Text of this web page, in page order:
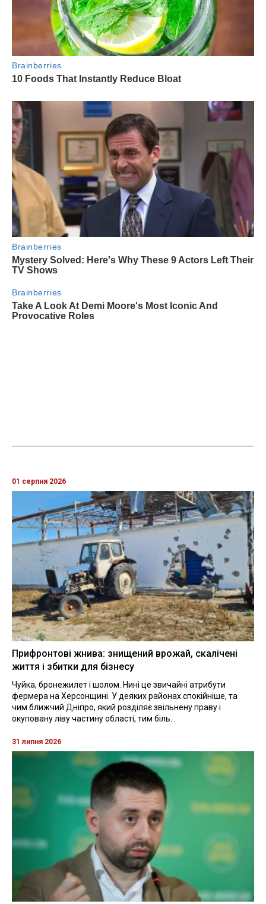
01 серпня 2026
Прифронтові жнива: знищений врожай, скалічені
життя і збитки для бізнесу
Чуйка, бронежилет і шолом. Нині це звичайні атрибути
фермера на Херсонщині. У деяких районах спокійніше, та
чим ближчий Дніпро, який розділяє звільнену праву і
окуповану ліву частину області, тим біль...
31 липня 2026